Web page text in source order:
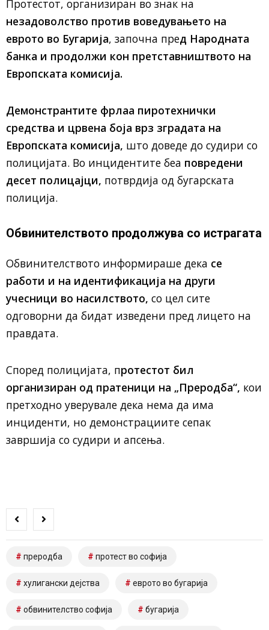
Протестот, организиран во знак на
незадоволство против воведувањето на
еврото во Бугарија, започна пред Народната
банка и продолжи кон претставништвото на
Европската комисија.
Демонстрантите фрлаа пиротехнички
средства и црвена боја врз зградата на
Европската комисија, што доведе до судири со
полицијата. Во инцидентите беа повредени
десет полицајци, потврдија од бугарската
полиција.
Обвинителството продолжува со истрагата
Обвинителството информираше дека се
работи и на идентификација на други
учесници во насилството, со цел сите
одговорни да бидат изведени пред лицето на
правдата.
Според полицијата, протестот бил
организиран од пратеници на „Преродба“, кои
претходно уверувале дека нема да има
инциденти, но демонстрациите сепак
завршија со судири и апсења.
преродба протест во софија
хулигански дејства еврото во бугарија
обвинителство софија бугарија